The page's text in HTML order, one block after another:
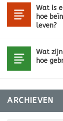
Wat is
hoe
leven?
Wat
hoe
ARCHIEVEN